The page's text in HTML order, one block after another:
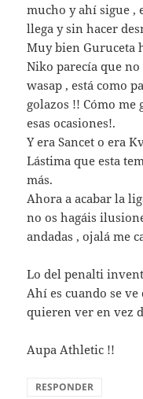
mucho y ahí sigue ,
llega y sin hacer
Muy bien Guruceta
Niko parecía que
wasap , está como
golazos !! Cómo me
esas ocasiones!.
Y era Sancet o era
Lástima que esta
más.
Ahora a acabar la
no os hagáis
andadas , ojalá me
Lo del penalti
Ahí es cuando se
quieren ver en vez
Aupa Athletic !!
RESPONDER